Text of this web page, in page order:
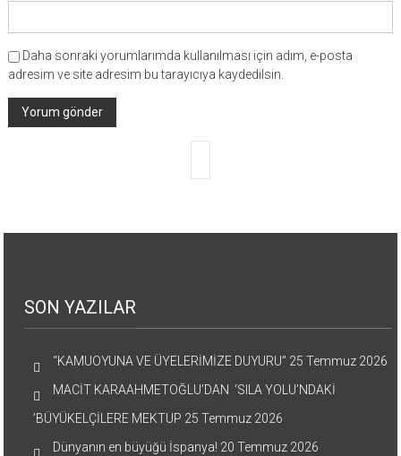
Daha sonraki yorumlarımda kullanılması için adım, e-posta
adresim ve site adresim bu tarayıcıya kaydedilsin.
SON YAZILAR
“KAMUOYUNA VE ÜYELERİMİZE DUYURU” 25 Temmuz 2026
MACİT KARAAHMETOĞLU’DAN ‘SILA YOLU’NDAKİ
’BÜYÜKELÇİLERE MEKTUP 25 Temmuz 2026
Dünyanın en büyüğü İspanya! 20 Temmuz 2026